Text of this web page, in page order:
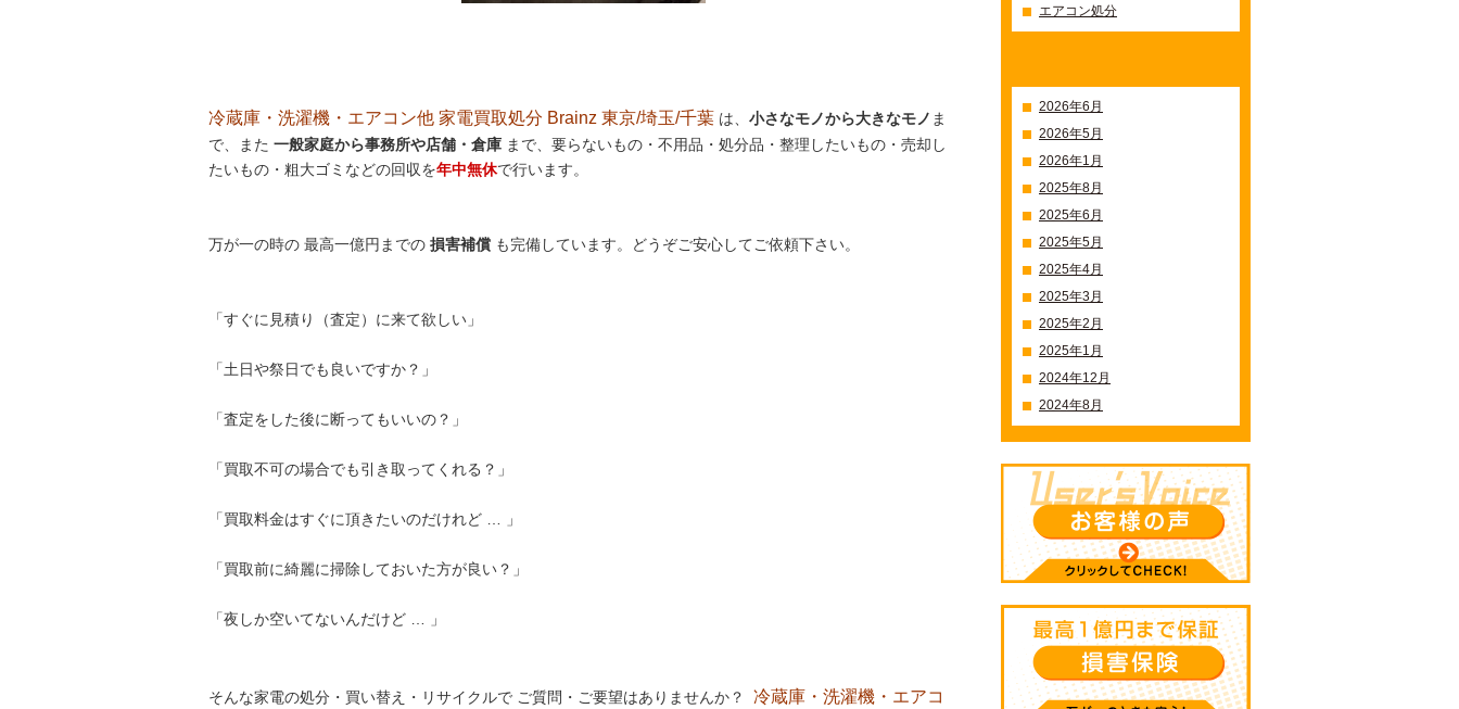
冷蔵庫・洗濯機・エアコン他 家電買取処分 Brainz 東京/埼玉/千葉 は、 小さなモノから大きなモノ ま
で、また 一般家庭から事務所や店舗・倉庫 まで、要らないもの・不用品・処分品・整理したいもの・売却し
たいもの・粗大ゴミなどの回収を年中無休で行います。
万が一の時の 最高一億円までの 損害補償 も完備しています。どうぞご安心してご依頼下さい。
「すぐに見積り（査定）に来て欲しい」
「土日や祭日でも良いですか？」
「査定をした後に断ってもいいの？」
「買取不可の場合でも引き取ってくれる？」
「買取料金はすぐに頂きたいのだけれど … 」
「買取前に綺麗に掃除しておいた方が良い？」
「夜しか空いてないんだけど … 」
そんな家電の処分・買い替え・リサイクルで ご質問・ご要望はありませんか？ 冷蔵庫・洗濯機・エアコ
エアコン処分
2026年6月
2026年5月
2026年1月
2025年8月
2025年6月
2025年5月
2025年4月
2025年3月
2025年2月
2025年1月
2024年12月
2024年8月